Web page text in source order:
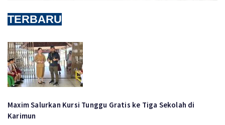
TERBARU
Maxim Salurkan Kursi Tunggu Gratis ke Tiga Sekolah di
Karimun